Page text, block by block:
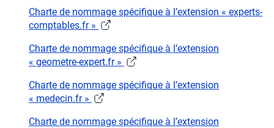
Charte de nommage spécifique à l’extension « experts-
comptables.fr »
Charte de nommage spécifique à l’extension
« geometre-expert.fr »
Charte de nommage spécifique à l’extension
« medecin.fr »
Charte de nommage spécifique à l’extension